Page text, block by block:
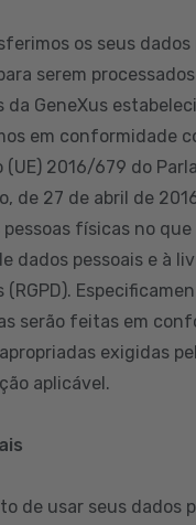
os seus dados
serem
da GeneXus
em conformidade
(UE) 2016/679 do
de 27 de abril de
físicas no
dados pessoais e à
(RGPD).
serão feitas em
exigidas
aplicável.
de usar seus dados